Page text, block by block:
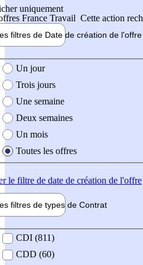
uniquement
France Travail Cette action
filtres de Date de création de l'offre
création de l'offre
Un jour
Trois jours
Une semaine
Deux semaines
Un mois
Toutes les offres
le filtre de date de création de l'offre
filtres de types de Contrat
contrat
CDI (811)
CDD (60)